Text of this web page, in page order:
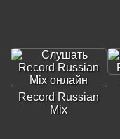
Record Russian
Mix